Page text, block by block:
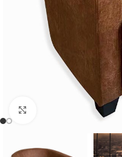
Cliquer pour agrandir